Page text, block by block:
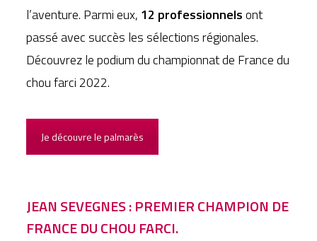
l’aventure. Parmi eux, 12 professionnelsont
passé avec succès les sélections régionales.
Découvrez le podium du championnat de France du
chou farci 2022.
Je découvre le palmarès
JEAN SEVEGNES : PREMIER CHAMPION DE
FRANCE DU CHOU FARCI.